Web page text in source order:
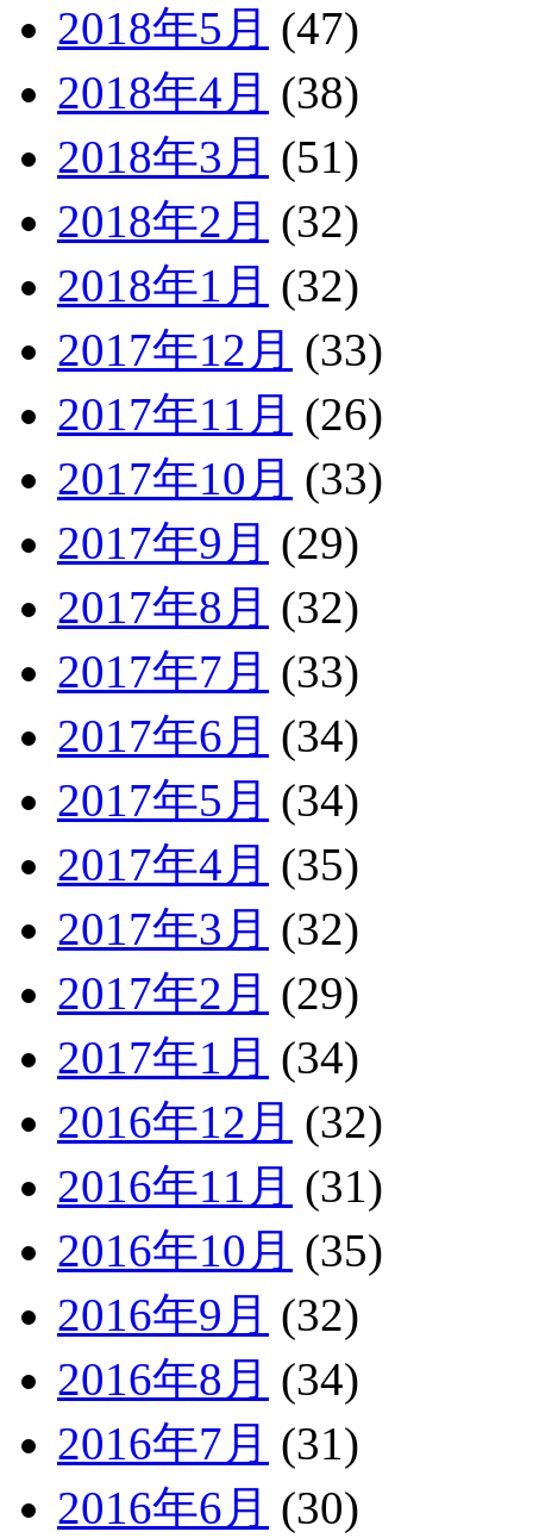
2018年5月 (47)
2018年4月 (38)
2018年3月 (51)
2018年2月 (32)
2018年1月 (32)
2017年12月 (33)
2017年11月 (26)
2017年10月 (33)
2017年9月 (29)
2017年8月 (32)
2017年7月 (33)
2017年6月 (34)
2017年5月 (34)
2017年4月 (35)
2017年3月 (32)
2017年2月 (29)
2017年1月 (34)
2016年12月 (32)
2016年11月 (31)
2016年10月 (35)
2016年9月 (32)
2016年8月 (34)
2016年7月 (31)
2016年6月 (30)